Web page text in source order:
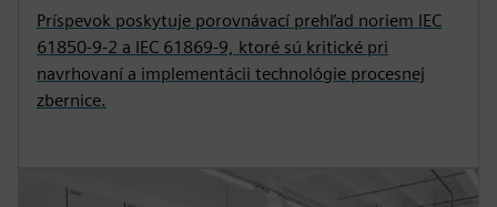
Príspevok poskytuje porovnávací prehľad noriem IEC
61850-9-2 a IEC 61869-9, ktoré sú kritické pri
navrhovaní a implementácii technológie procesnej
zbernice.